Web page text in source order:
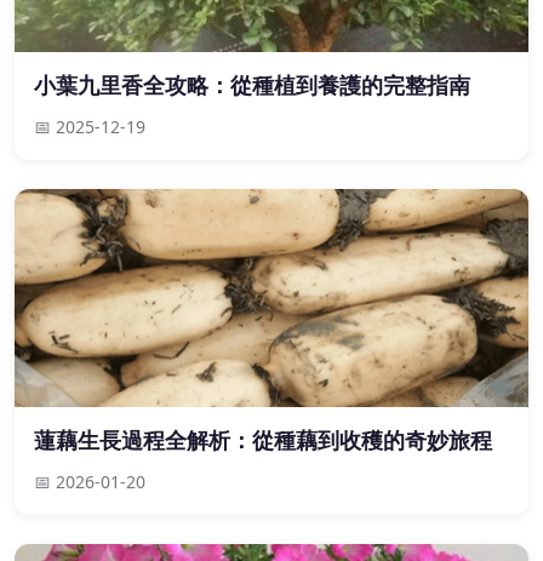
小葉九里香全攻略：從種植到養護的完整指南
📅 2025-12-19
蓮藕生長過程全解析：從種藕到收穫的奇妙旅程
📅 2026-01-20